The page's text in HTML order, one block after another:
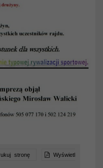
stronę Wyświetl